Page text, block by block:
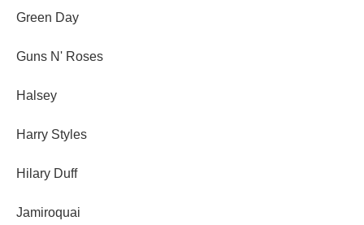
Green Day
Guns N' Roses
Halsey
Harry Styles
Hilary Duff
Jamiroquai